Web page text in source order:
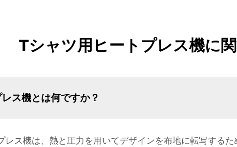
Tシャツ用ヒートプレス機に
ス機とは何ですか？
レス機は、熱と圧力を用いてデザインを布地に転写する